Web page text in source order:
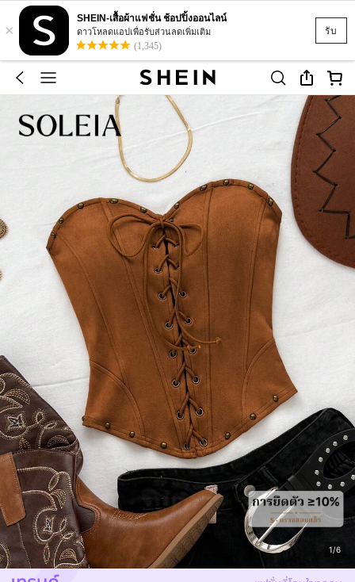
รับ
×
SHEIN-เสื้อผ้าแฟชั่น ช้อปปิ้งออนไลน์
ดาวโหลดแอปเพื่อรับส่วนลดเพิ่มเติม
(1,345)
1/6